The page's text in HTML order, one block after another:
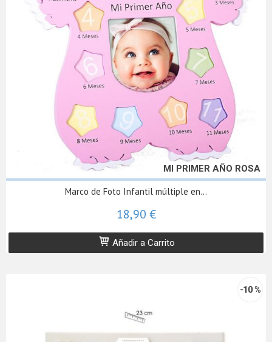
MI PRIMER AÑO ROSA
Marco de Foto Infantil múltiple en...
18,90 €
Añadir a Carrito
-10 %